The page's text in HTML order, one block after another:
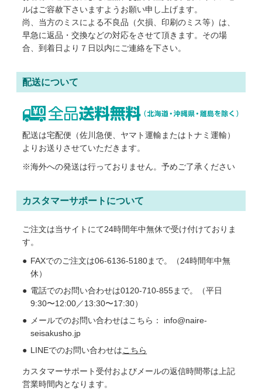
ルはご容赦下さいますようお願い申し上げます。
尚、当方のミスによる不良品（欠損、印刷のミス等）は、
早急に返品・交換などの対応をさせて頂きます。その場
合、到着日より７日以内にご連絡を下さい。
配送について
配送は宅配便（佐川急便、ヤマト運輸またはトナミ運輸）
よりお送りさせていただきます。
※海外への発送は行っておりません。予めご了承ください
カスタマーサポートについて
ご注文は当サイトにて24時間年中無休で受け付けておりま
す。
FAXでのご注文は06-6136-5180まで。（24時間年中無
休）
電話でのお問い合わせは0120-710-855まで。（平日
9:30〜12:00／13:30〜17:30）
メールでのお問い合わせはこちら： info@naire-
seisakusho.jp
LINEでのお問い合わせはこちら
カスタマーサポート受付およびメールの返信時間帯は上記
営業時間内となります。